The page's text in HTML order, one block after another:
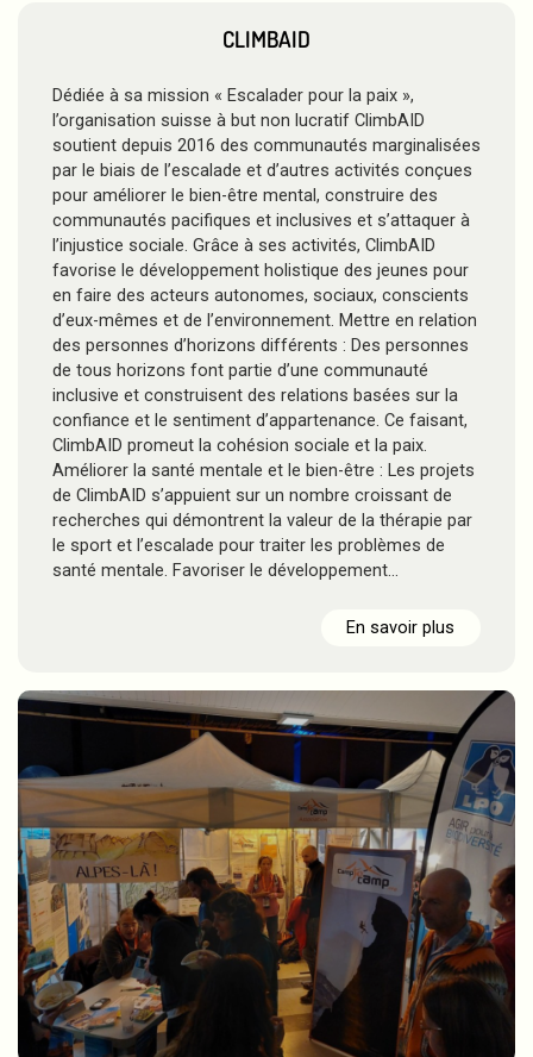
CLIMBAID
Dédiée à sa mission « Escalader pour la paix »,
l’organisation suisse à but non lucratif ClimbAID
soutient depuis 2016 des communautés marginalisées
par le biais de l’escalade et d’autres activités conçues
pour améliorer le bien-être mental, construire des
communautés pacifiques et inclusives et s’attaquer à
l’injustice sociale. Grâce à ses activités, ClimbAID
favorise le développement holistique des jeunes pour
en faire des acteurs autonomes, sociaux, conscients
d’eux-mêmes et de l’environnement. Mettre en relation
des personnes d’horizons différents : Des personnes
de tous horizons font partie d’une communauté
inclusive et construisent des relations basées sur la
confiance et le sentiment d’appartenance. Ce faisant,
ClimbAID promeut la cohésion sociale et la paix.
Améliorer la santé mentale et le bien-être : Les projets
de ClimbAID s’appuient sur un nombre croissant de
recherches qui démontrent la valeur de la thérapie par
le sport et l’escalade pour traiter les problèmes de
santé mentale. Favoriser le développement…
En savoir plus